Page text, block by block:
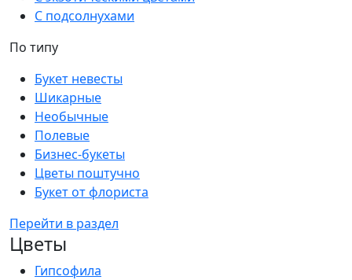
С подсолнухами
По типу
Букет невесты
Шикарные
Необычные
Полевые
Бизнес-букеты
Цветы поштучно
Букет от флориста
Перейти в раздел
Цветы
Гипсофила